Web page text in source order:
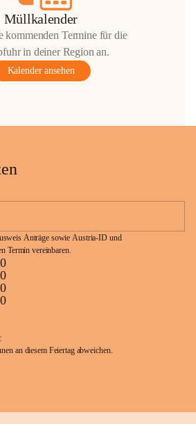
Müllkalender
kommenden Termine für die
in deiner Region an.
Kalender ansehen
Anträge sowie Austria-ID und
Termin vereinbaren.
an diesem Feiertag abweichen.